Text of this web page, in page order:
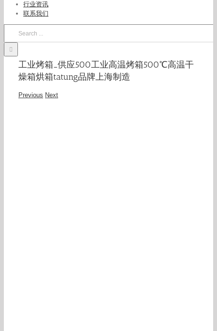
行业资讯
联系我们
工业烤箱_供应500工业高温烤箱500℃高温干
燥箱烘箱tatung品牌上海制造
Previous Next